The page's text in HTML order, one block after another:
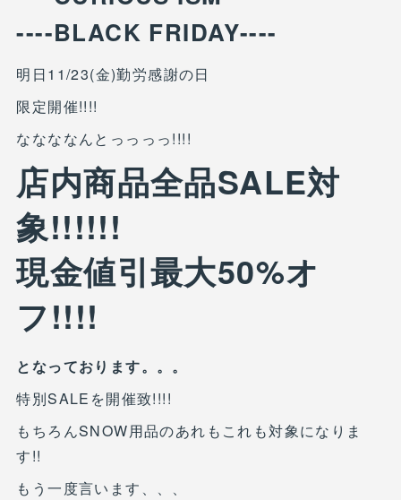
----BLACK FRIDAY----
明日11/23(金)勤労感謝の日
限定開催!!!!
ななななんとっっっっ!!!!
店内商品全品SALE対
象!!!!!!
現金値引最大50%オ
フ!!!!
となっております。。。
特別SALEを開催致!!!!
もちろんSNOW用品のあれもこれも対象になりま
す!!
もう一度言います、、、